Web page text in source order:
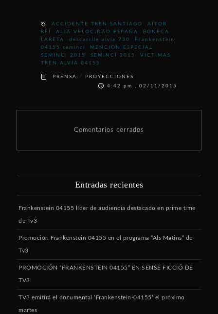
ACCIDENTE TREN SANTIAGO
AITOR
REI
ALTA VELOCIDAD ESPAÑA
BONECA
LARETA
descarrile alvia 730
Frankenstein
04155 seminci
MENCIÓN ESPECIAL
SEMINCI 2015
SEMINCI 2015
VICTIMAS
TREN ALVIA 04155
PRENSA /
PROYECCIONES
4:42 pm , 02/11/2015
Comentarios cerrados
Entradas recientes
Frankenstein 04155 líder de audiencia destacado en prime time
de Tv3
Promoción Frankenstein 04155 en el programa “Als Matins” de
Tv3
PROMOCIÓN “FRANKENSTEIN 04155” EN SENSE FICCIÓ DE
TV3
TV3 emitirá el documental ‘Frankenstein-04155’ el próximo
martes